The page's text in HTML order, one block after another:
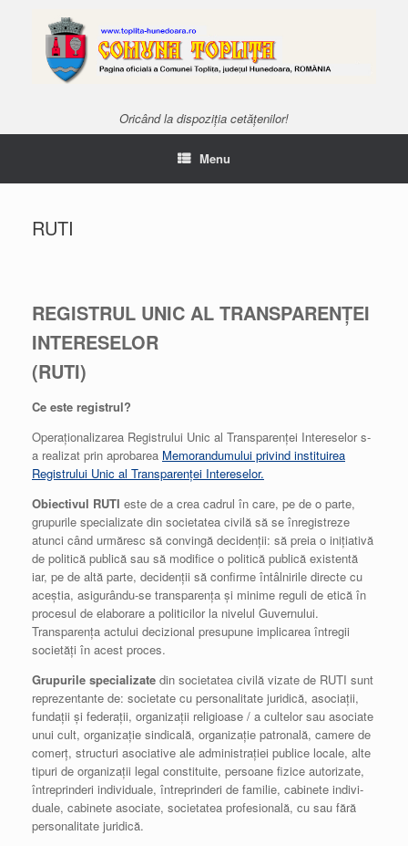
Oricând la dispoziția cetățenilor!
Menu
RUTI
REGISTRUL UNIC AL TRANSPARENȚEI
INTERESELOR
(RUTI)
Ce este registrul?
Operaționalizarea Registrului Unic al Transparenței Intereselor s-
a realizat prin aprobarea Memorandumului privind instituirea
Registrului Unic al Transparenței Intereselor.
Obiectivul RUTI este de a crea cadrul în care, pe de o parte,
grupurile specializate din societatea civilă să se înregistreze
atunci când urmăresc să convingă decidenții: să preia o inițiativă
de politică publică sau să modifice o politică publică existentă
iar, pe de altă parte, decidenții să confirme întâlnirile directe cu
aceștia, asigurându-se transparența și minime reguli de etică în
procesul de elaborare a politicilor la nivelul Guvernului.
Transparența actului decizional presupune implicarea întregii
societăți în acest proces.
Grupurile specializate din societatea civilă vizate de RUTI sunt
reprezentante de: societate cu personalitate juridică, asociații,
fundații și federații, organizații religioase / a cultelor sau asociate
unui cult, organizație sindicală, organizație patronală, camere de
comerț, structuri asociative ale administrației publice locale, alte
tipuri de organizații legal constituite, persoane fizice autorizate,
întreprinderi individuale, întreprinderi de familie, cabinete indivi­
duale, cabinete asociate, societatea profesională, cu sau fără
personalitate juridică.